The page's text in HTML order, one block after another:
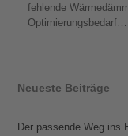
fehlende
Optimierungsbedarf…
Neueste Beiträge
Der passende Weg ins